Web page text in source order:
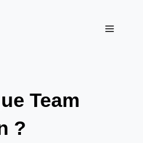
Menu
Team
?